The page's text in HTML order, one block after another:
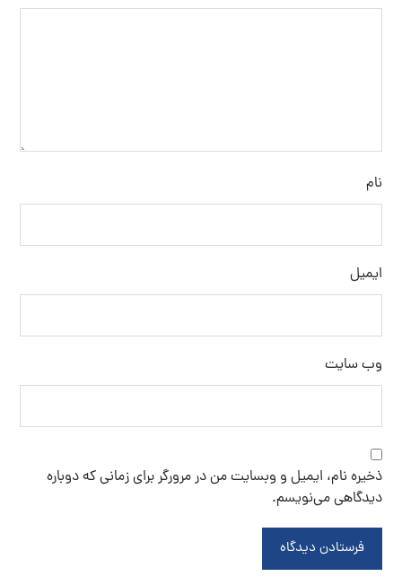
نام
ایمیل
وب‌ سایت
ذخیره نام، ایمیل و وبسایت من در مرورگر برای زمانی که دوباره
دیدگاهی می‌نویسم.
فرستادن دیدگاه